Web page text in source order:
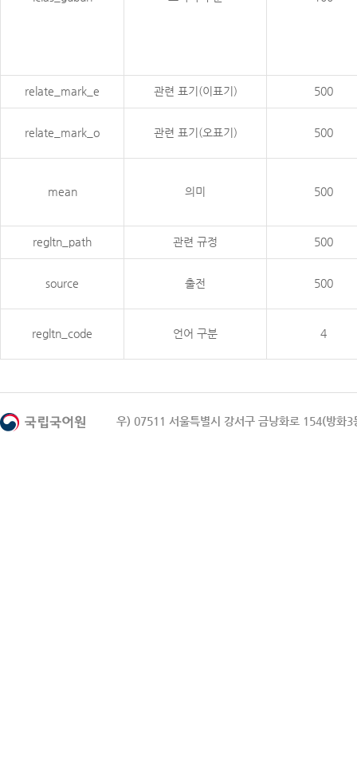
relate_mark_e 관련 표기(이표기) 500
relate_mark_o 관련 표기(오표기) 500
mean 의미 500
regltn_path 관련 규정 500
source 출전 500
regltn_code 언어 구분 4
우) 07511 서울특별시 강서구 금낭화로 154(방화3